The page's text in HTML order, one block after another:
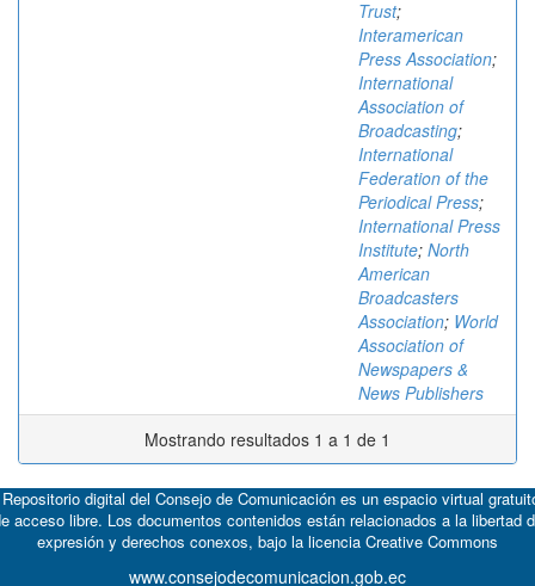
Trust;
Interamerican
Press Association;
International
Association of
Broadcasting;
International
Federation of the
Periodical Press;
International Press
Institute; North
American
Broadcasters
Association; World
Association of
Newspapers &
News Publishers
Mostrando resultados 1 a 1 de 1
digital del Consejo de Comunicación es un espacio virtual
acceso libre. Los documentos contenidos están relacionados a la libertad
expresión y derechos conexos, bajo la licencia Creative Commons
www.consejodecomunicacion.gob.ec